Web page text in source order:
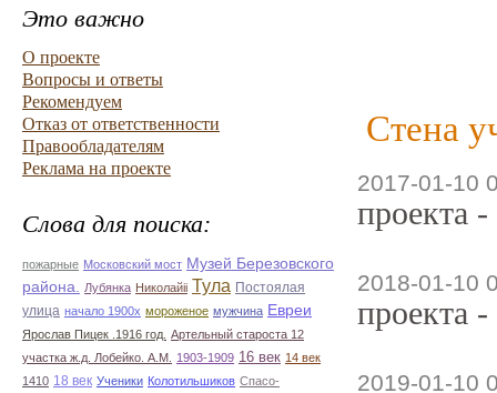
Это важно
О проекте
Вопросы и ответы
Рекомендуем
Отказ от ответственности
Правообладателям
Реклама на проекте
Слова для поиска:
пожарные Московский мост Музей Березовского
района. Лубянка Николайii Тула Постоялая
улица начало 1900х мороженое мужчина Евреи
Ярослав Пицек .1916 год. Артельный староста 12
участка ж.д. Лобейко. А.М.
1903-1909 16 век 14 век
1410 18 век Ученики Колотильшиков Спасо-
Стена
2017-01-10
проекта
2018-01-10
проекта
2019-01-10